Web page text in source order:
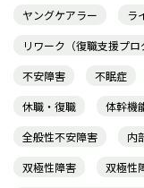
ヤングケアラー
ラ
リワーク（復職支援プロ
不安障害
不眠症
休職・復職
体幹機
全般性不安障害
内
双極性障害
双極性